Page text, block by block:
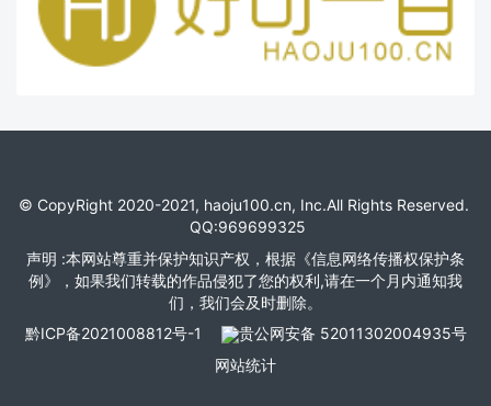
© CopyRight 2020-2021, haoju100.cn, Inc.All Rights Reserved.
QQ:969699325
声明 :本网站尊重并保护知识产权，根据《信息网络传播权保护条
例》，如果我们转载的作品侵犯了您的权利,请在一个月内通知我
们，我们会及时删除。
黔ICP备2021008812号-1
贵公网安备 52011302004935号
网站统计